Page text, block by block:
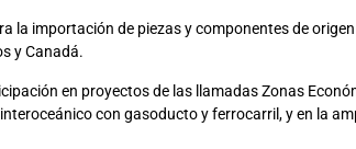
importación de piezas y componentes de
y Canadá.
en proyectos de las llamadas Zonas
con gasoducto y ferrocarril, y en la